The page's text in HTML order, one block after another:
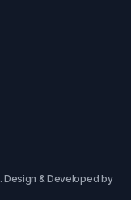
Design & Developed by